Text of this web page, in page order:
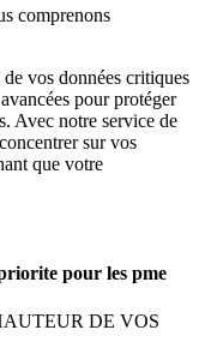
comprenons
vos données critiques
pour protéger
Avec notre service de
sur vos
que votre
pour les pme
DE VOS